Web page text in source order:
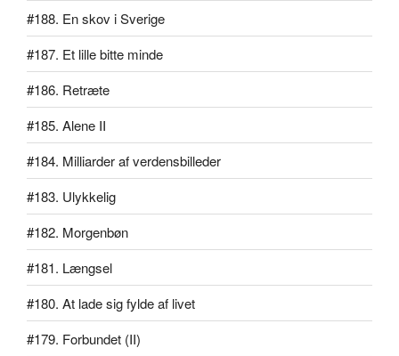
#188. En skov i Sverige
#187. Et lille bitte minde
#186. Retræte
#185. Alene II
#184. Milliarder af verdensbilleder
#183. Ulykkelig
#182. Morgenbøn
#181. Længsel
#180. At lade sig fylde af livet
#179. Forbundet (II)